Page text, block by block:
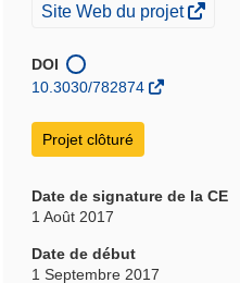
(s’ouvre
nouvelle
fenêtre)
Site Web du projet
DOI
10.3030/782874
Projet clôturé
Date de signature de la CE
1 Août 2017
Date de début
1 Septembre 2017